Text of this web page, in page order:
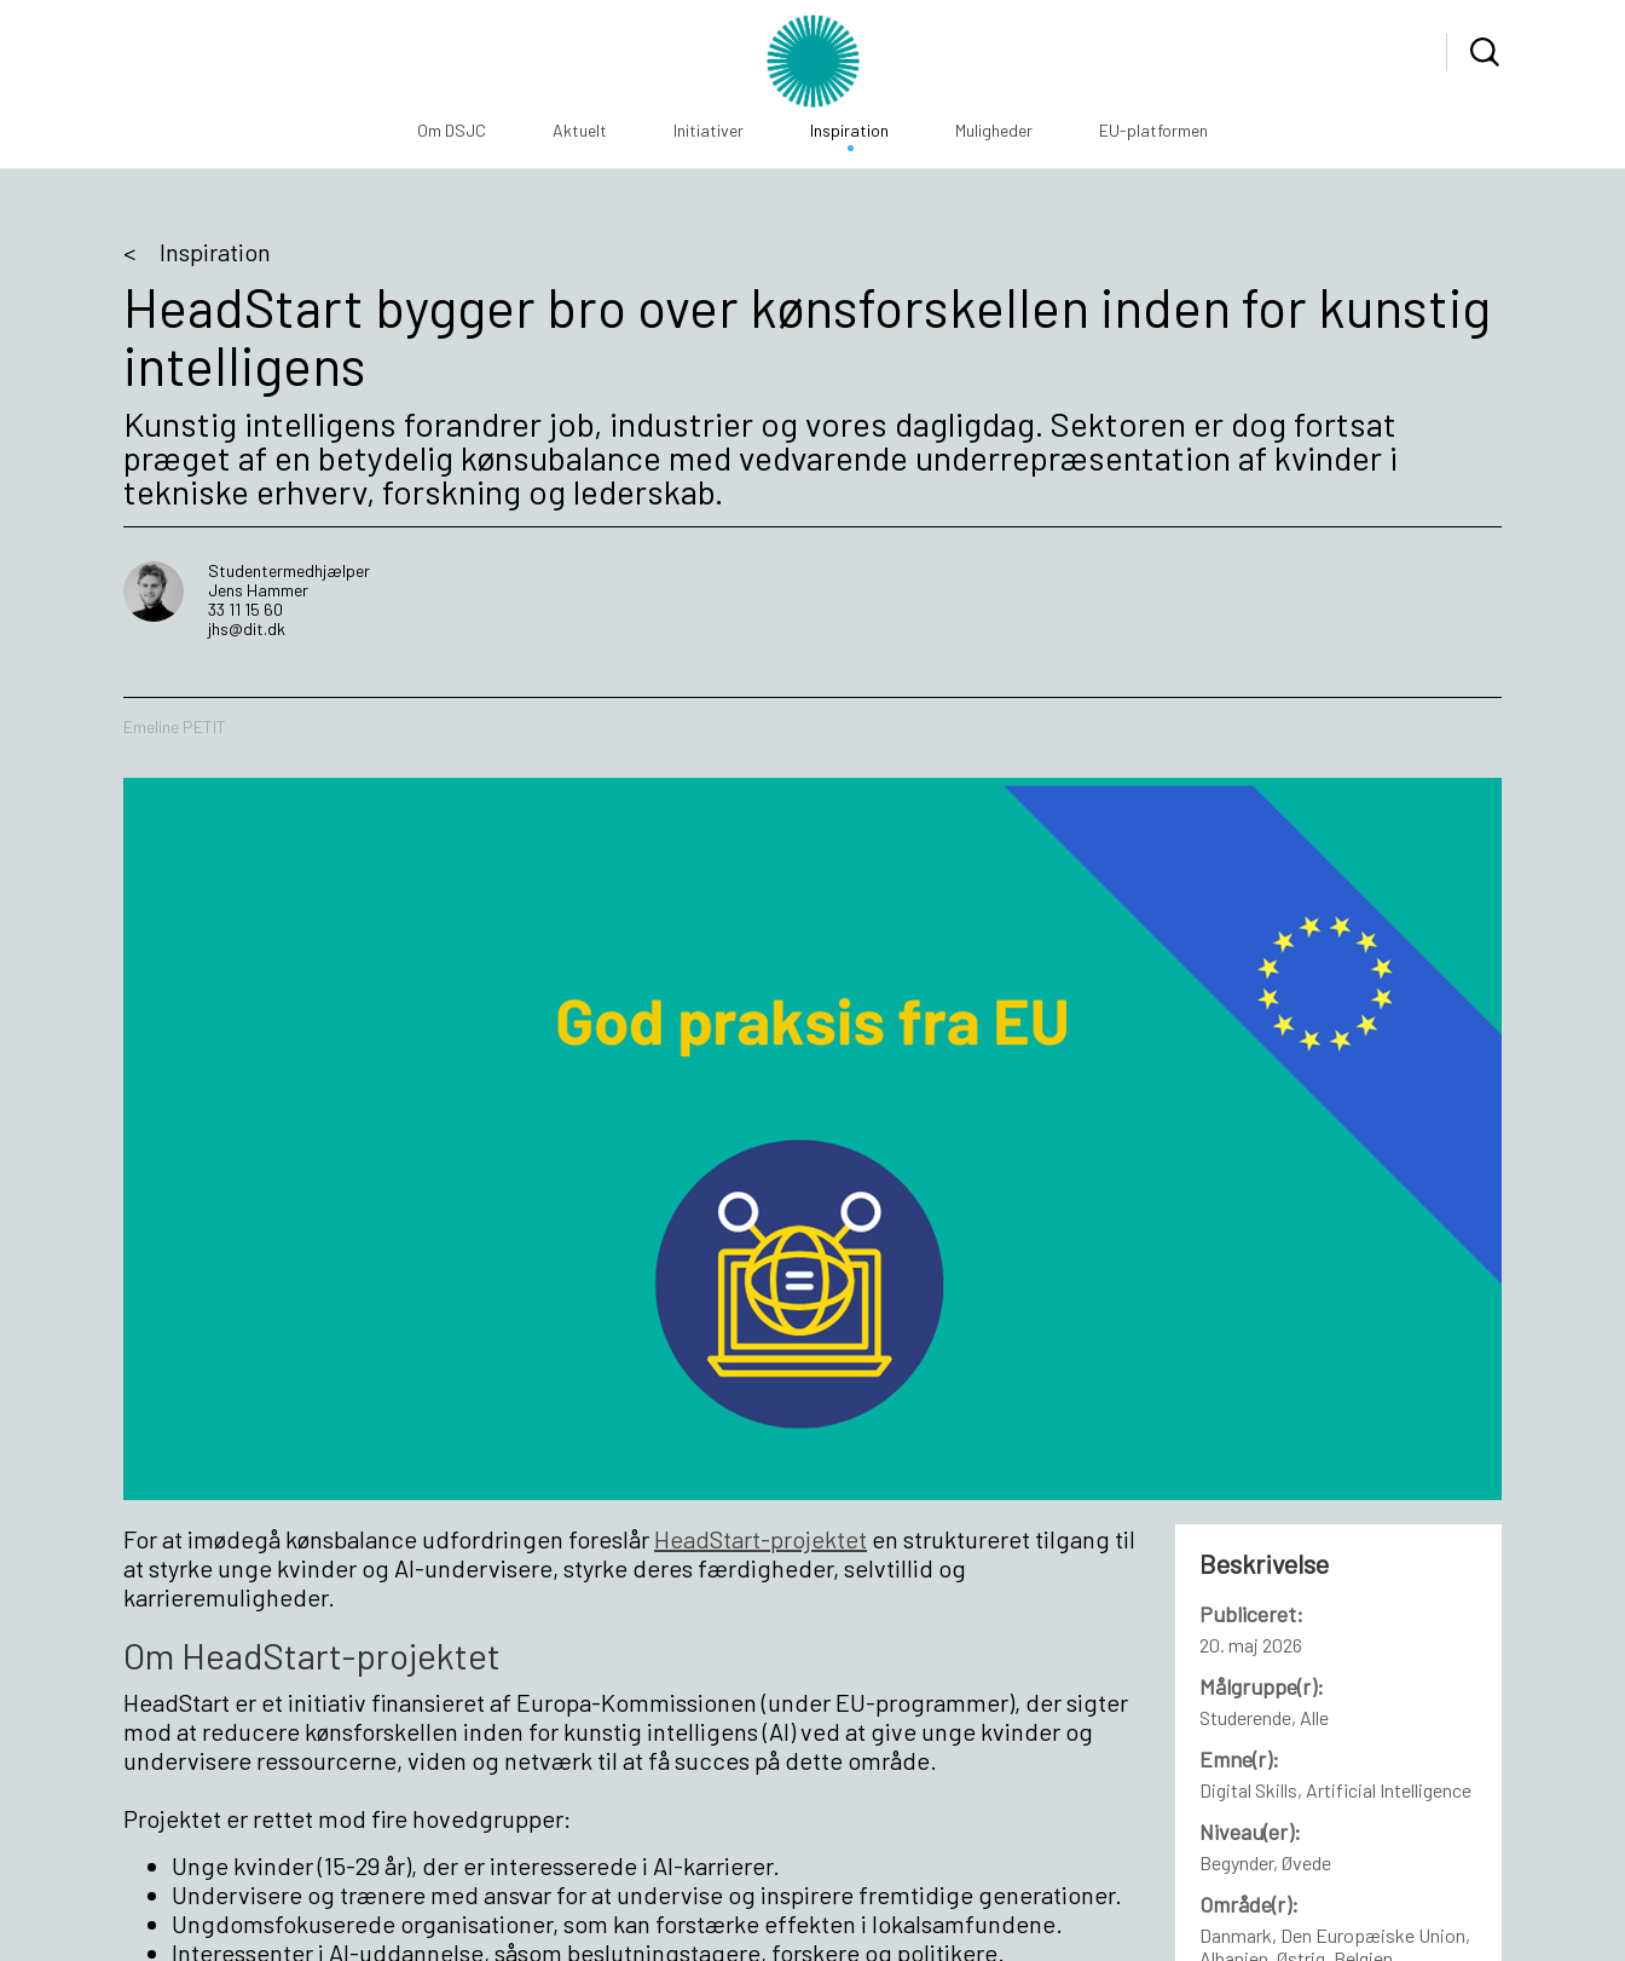
Om DSJC Aktuelt Initiativer Inspiration Muligheder EU-platformen
Inspiration
HeadStart bygger bro over kønsforskellen inden for kunstig
intelligens
Kunstig intelligens forandrer job, industrier og vores dagligdag. Sektoren er dog fortsat
præget af en betydelig kønsubalance med vedvarende underrepræsentation af kvinder i
tekniske erhverv, forskning og lederskab.
Studentermedhjælper
Jens Hammer
33 11 15 60
jhs@dit.dk
Emeline PETIT
For at imødegå kønsbalance udfordringen foreslår HeadStart-projektet en struktureret tilgang til
at styrke unge kvinder og AI-undervisere, styrke deres færdigheder, selvtillid og
karrieremuligheder.
Om HeadStart-projektet
HeadStart er et initiativ finansieret af Europa-Kommissionen (under EU-programmer), der sigter
mod at reducere kønsforskellen inden for kunstig intelligens (AI) ved at give unge kvinder og
undervisere ressourcerne, viden og netværk til at få succes på dette område.
Projektet er rettet mod fire hovedgrupper:
Unge kvinder (15-29 år), der er interesserede i AI-karrierer.
Undervisere og trænere med ansvar for at undervise og inspirere fremtidige generationer.
Ungdomsfokuserede organisationer, som kan forstærke effekten i lokalsamfundene.
Interessenter i AI-uddannelse, såsom beslutningstagere, forskere og politikere.
Beskrivelse
Publiceret:
20. maj 2026
Målgruppe(r):
Studerende, Alle
Emne(r):
Digital Skills, Artificial Intelligence
Niveau(er):
Begynder, Øvede
Område(r):
Danmark, Den Europæiske Union,